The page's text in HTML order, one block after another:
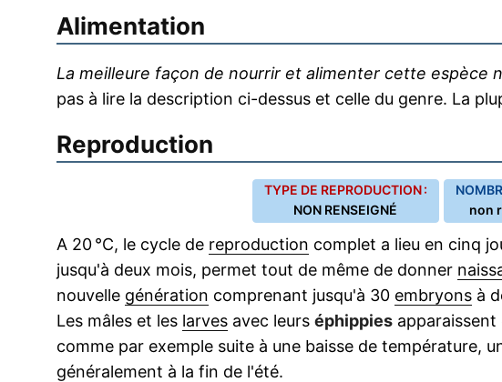
Alimentation
La meilleure façon de nourrir et alimenter cette espèce
pas à lire la description ci-dessus et celle du genre. La
Reproduction
TYPE DE REPRODUCTION :
NON RENSEIGNÉ
non
A 20 °C, le cycle de reproduction complet a lieu en cinq
jusqu'à deux mois, permet tout de même de donner
nouvelle génération comprenant jusqu'à 30 embryons à
Les mâles et les larves avec leurs éphippies
comme par exemple suite à une baisse de température,
généralement à la fin de l'été.